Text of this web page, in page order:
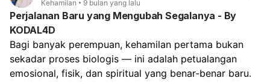
Kehamilan 9 bulan yang lalu
Perjalanan Baru yang Mengubah Segalanya - By
KODAL4D
Bagi banyak perempuan, kehamilan pertama bukan
sekadar proses biologis — ini adalah petualangan
emosional, fisik, dan spiritual yang benar-benar baru.